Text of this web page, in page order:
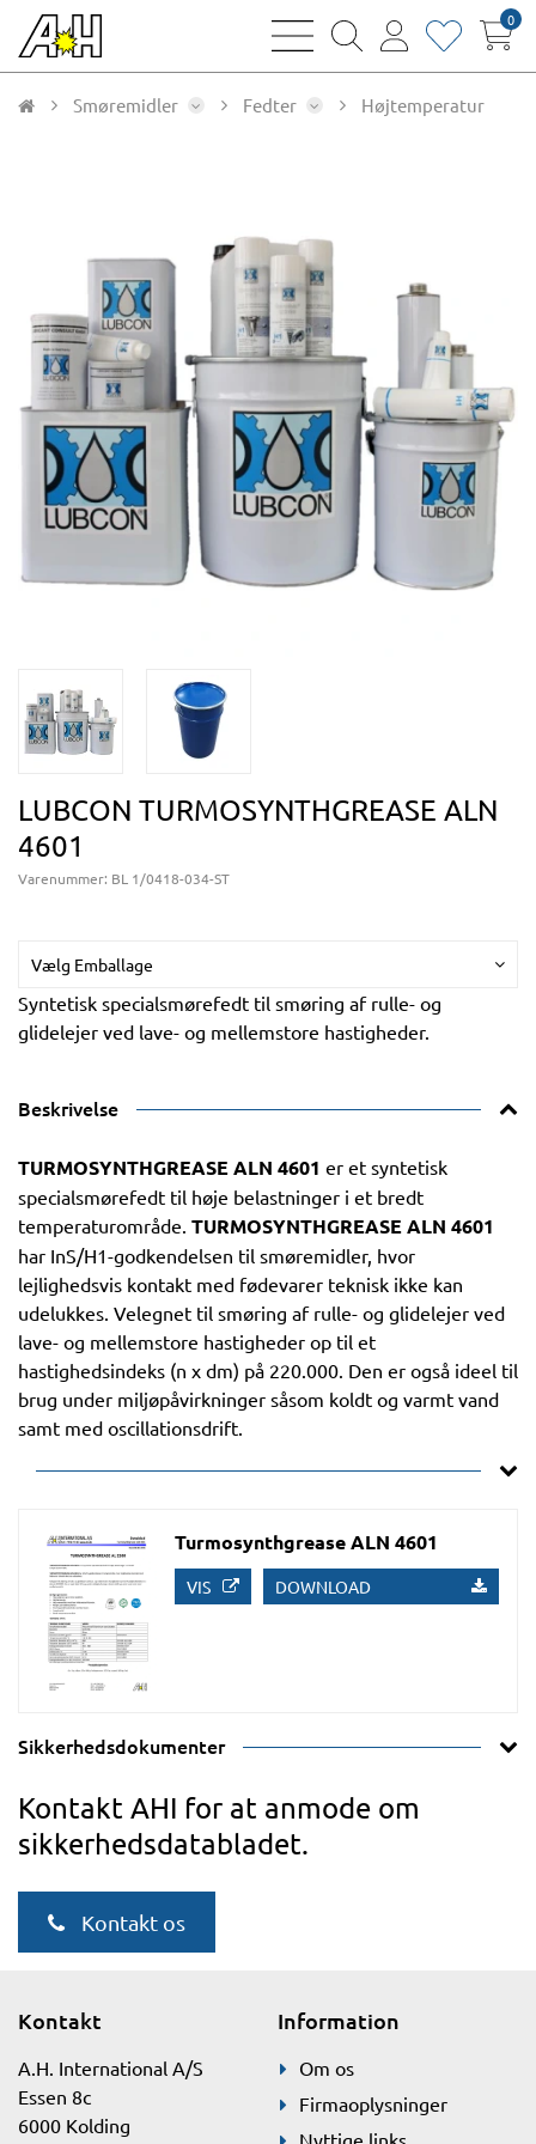
bars
magnifying
user
heart0
Smøremidler Fedter Højtemperatur
LUBCON TURMOSYNTHGREASE ALN
4601
Varenummer: BL 1/0418-034-ST
Vælg Emballage
Syntetisk specialsmørefedt til smøring af rulle- og
glidelejer ved lave- og mellemstore hastigheder.
Beskrivelse
TURMOSYNTHGREASE ALN 4601 er et syntetisk
specialsmørefedt til høje belastninger i et bredt
temperaturområde. TURMOSYNTHGREASE ALN 4601
har InS/H1-godkendelsen til smøremidler, hvor
lejlighedsvis kontakt med fødevarer teknisk ikke kan
udelukkes. Velegnet til smøring af rulle- og glidelejer ved
lave- og mellemstore hastigheder op til et
hastighedsindeks (n x dm) på 220.000. Den er også ideel til
brug under miljøpåvirkninger såsom koldt og varmt vand
samt med oscillationsdrift.
Turmosynthgrease ALN 4601
VIS DOWNLOAD
Sikkerhedsdokumenter
Kontakt AHI for at anmode om
sikkerhedsdatabladet.
Kontakt os
Kontakt
A.H. International A/S
Essen 8c
6000 Kolding
Information
Om os
Firmaoplysninger
Nyttige links